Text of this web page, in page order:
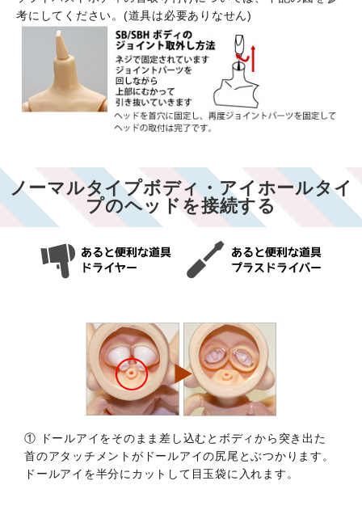
考にしてください。(道具は必要ありなせん)
ノーマルタイプボディ・アイホールタイ
プのヘッドを接続する
① ドールアイをそのまま差し込むとボディから突き出た
首のアタッチメントがドールアイの尻尾とぶつかります。
ドールアイを半分にカットして目玉袋に入れます。